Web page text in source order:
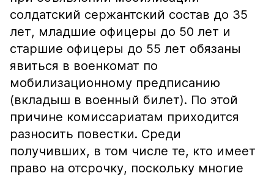
солдатский сержантский состав до 35
лет, младшие офицеры до 50 лет и
старшие офицеры до 55 лет обязаны
явиться в военкомат по
мобилизационному предписанию
(вкладыш в военный билет). По этой
причине комиссариатам приходится
разносить повестки. Среди
получивших, в том числе те, кто имеет
право на отсрочку, поскольку многие